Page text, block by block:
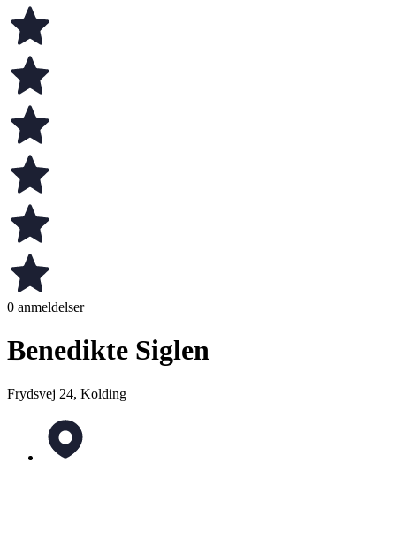
0 anmeldelser
Benedikte Siglen
Frydsvej 24, Kolding